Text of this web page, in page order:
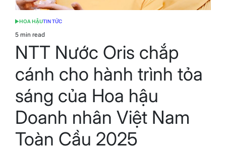
POSTED
IN
HOA HẬUTIN TỨC
Estimated
read
time
5 min read
NTT Nước Oris chắp
cánh cho hành trình tỏa
sáng của Hoa hậu
Doanh nhân Việt Nam
Toàn Cầu 2025